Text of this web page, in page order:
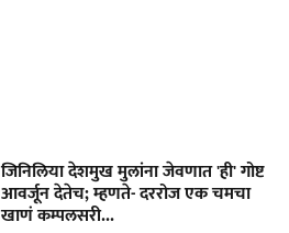
जिनिलिया देशमुख मुलांना जेवणात 'ही' गोष्ट
आवर्जून देतेच; म्हणते- दररोज एक चमचा
खाणं कम्पलसरी...